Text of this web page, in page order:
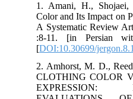
1. Amani, H.,
Color and Its
A Systematic
:8-11. [in
[DOI:10.30699/
2. Amhorst, M.
CLOTHING